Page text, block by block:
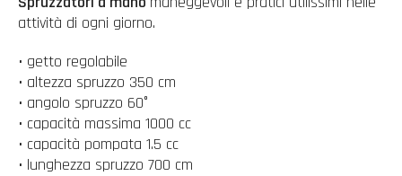
attività di ogni giorno.
• getto regolabile
• altezza spruzzo 350 cm
• angolo spruzzo 60°
• capacità massima 1000 cc
• capacità pompata 1.5 cc
• lunghezza spruzzo 700 cm